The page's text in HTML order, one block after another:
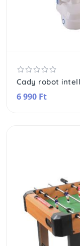
Cady robot
6 990 Ft